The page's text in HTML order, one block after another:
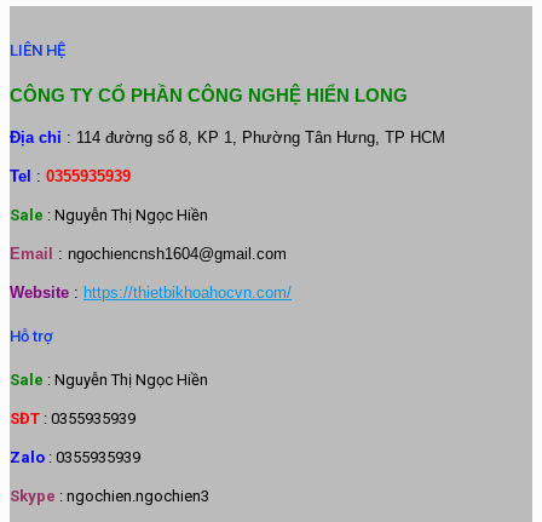
LIÊN HỆ
CÔNG TY CỔ PHẦN CÔNG NGHỆ HIỂN LONG
Địa chỉ : 114 đường số 8, KP 1, Phường Tân Hưng, TP HCM
Tel : 0355935939
Sale : Nguyễn Thị Ngọc Hiền
Email : ngochiencnsh1604@gmail.com
Website : https://thietbikhoahocvn.com/
Hỗ trợ
Sale : Nguyễn Thị Ngọc Hiền
SĐT : 0355935939
Zalo : 0355935939
Skype : ngochien.ngochien3